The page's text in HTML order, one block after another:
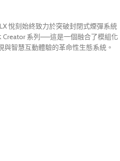
悅刻始終致力於突破封閉式煙彈系統
Creator 系列——這是一個融合了模組化
與智慧互動體驗的革命性生態系統。